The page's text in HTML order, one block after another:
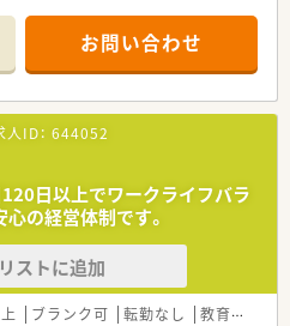
外科および皮膚科が中心で、1日あた
70枚程度です。
2名が在籍しており、常時2名から3
一人ひとりの業務負担を軽減していま
円の間で提示されており、これまで
給与を考慮したうえで柔軟に決定さ
え、5日間のリフレッシュ休暇や有
り、実質130日以上の休みが確保可能
り、年俸制を採用しているため月々
お問い合わせ
ID： 644052
120日以上でワークライフバラ
の経営体制です。
ストに追加
ブランク可 転勤なし 教育制度あり